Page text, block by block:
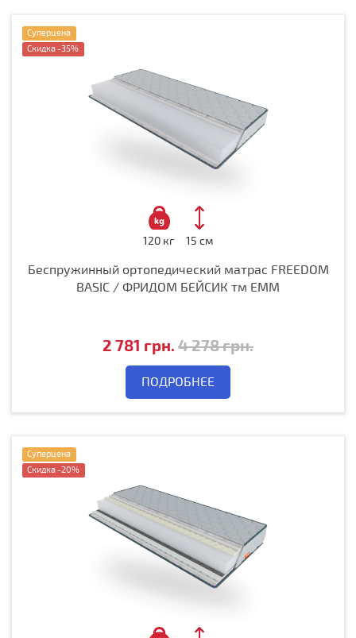
Суперцена
Скидка -35%
120 кг 15 см
Беспружинный ортопедический матрас FREEDOM
BASIC / ФРИДОМ БЕЙСИК тм ЕММ
2 781 грн. 4 278 грн.
ПОДРОБНЕЕ
Суперцена
Скидка -20%